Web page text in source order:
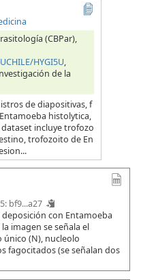
(CBPar),
HYGI5U,
de la
de diapositivas, f
histolytica,
incluye trofozo
trofozoito de En
bf9...a27
con Entamoeba
imagen se señala el
(N), nucleolo
fagocitados (se señalan dos